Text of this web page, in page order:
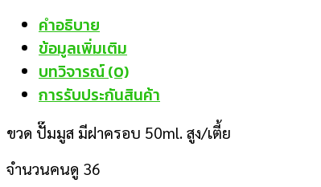
คำอธิบาย
ข้อมูลเพิ่มเติม
บทวิจารณ์ (0)
การรับประกันสินค้า
ขวด ปั๊มมูส มีฝาครอบ 50ml. สูง/เตี้ย
จำนวนคนดู 36